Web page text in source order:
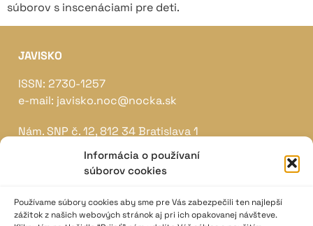
Informácia o používaní
súborov cookies
Používame súbory cookies aby sme pre Vás zabezpečili ten najlepší
zážitok z našich webových stránok aj pri ich opakovanej návšteve.
súborov s inscenáciami pre deti.
JAVISKO
ISSN: 2730-1257
e-mail: javisko.noc@nocka.sk
Nám. SNP č. 12, 812 34 Bratislava 1
Slovenská republika
2023–2025 ©Národné osvetové centrum
Všetky práva vyhradené.
Logofont byPeter Biľak.